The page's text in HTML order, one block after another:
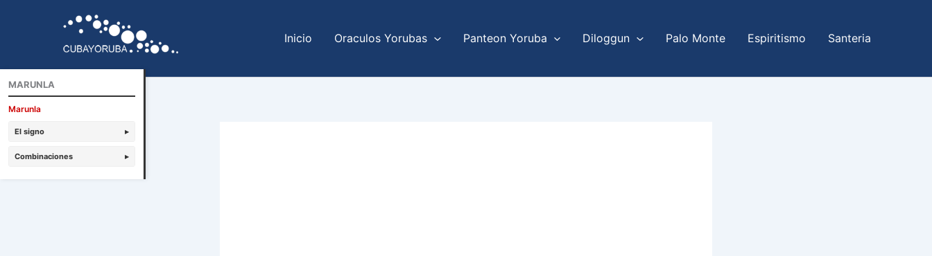
Inicio Oraculos Yorubas Panteon Yoruba Diloggun Palo Monte Espiritismo Santeria
MARUNLA
Marunla
El signo ▸
Combinaciones ▸